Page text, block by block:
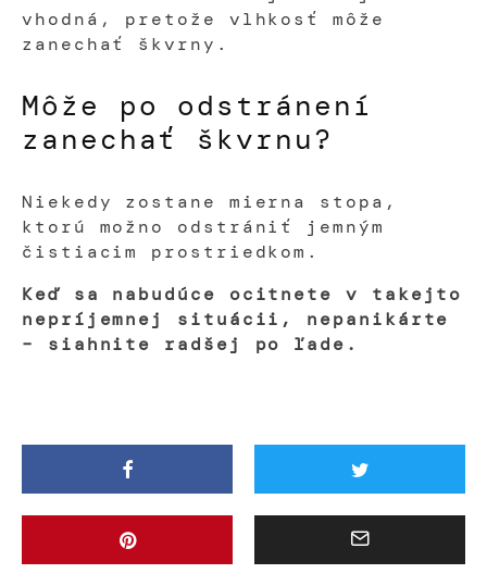
vhodná, pretože vlhkosť môže
zanechať škvrny.
Môže po odstránení
zanechať škvrnu?
Niekedy zostane mierna stopa,
ktorú možno odstrániť jemným
čistiacim prostriedkom.
Keď sa nabudúce ocitnete v takejto
nepríjemnej situácii, nepanikárte
– siahnite radšej po ľade.